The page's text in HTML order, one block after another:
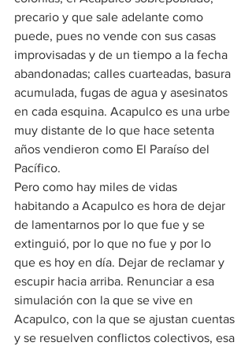
precario y que sale adelante como
puede, pues no vende con sus casas
improvisadas y de un tiempo a la fecha
abandonadas; calles cuarteadas, basura
acumulada, fugas de agua y asesinatos
en cada esquina. Acapulco es una urbe
muy distante de lo que hace setenta
años vendieron como El Paraíso del
Pacífico.
Pero como hay miles de vidas
habitando a Acapulco es hora de dejar
de lamentarnos por lo que fue y se
extinguió, por lo que no fue y por lo
que es hoy en día. Dejar de reclamar y
escupir hacia arriba. Renunciar a esa
simulación con la que se vive en
Acapulco, con la que se ajustan cuentas
y se resuelven conflictos colectivos, esa